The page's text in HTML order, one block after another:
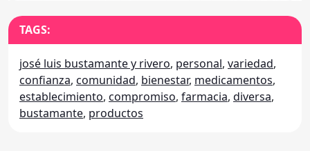
TAGS:
josé luis bustamante y rivero, personal, variedad,
confianza, comunidad, bienestar, medicamentos,
establecimiento, compromiso, farmacia, diversa,
bustamante, productos